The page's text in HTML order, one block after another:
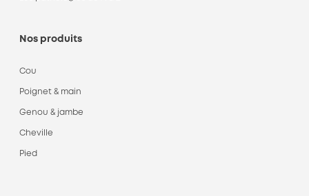
Nos produits
Cou
Poignet & main
Genou & jambe
Cheville
Pied